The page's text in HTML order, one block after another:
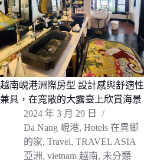
越南峴港洲際房型 設計感與舒適性
兼具，在寬敞的大露臺上欣賞海景
2024 年 3 月 29 日
Da Nang 峴港, Hotels 在異鄉
的家, Travel, TRAVEL ASIA
亞洲, vietnam 越南, 未分類